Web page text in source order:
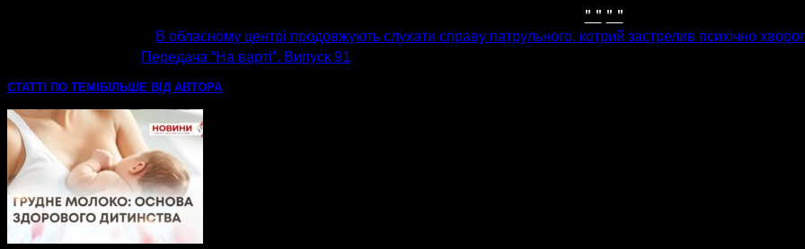
" " " "
В обласному центрі продовжують слухати справу патрульного, котрий застрелив психічно
Передача “На варті”. Випуск 91
СТАТТІ ПО ТЕМІ БІЛЬШЕ ВІД АВТОРА